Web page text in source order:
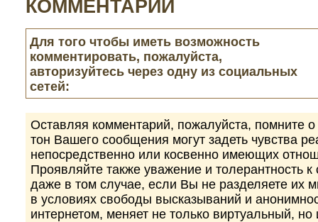
КОММЕНТАРИИ
Для того чтобы иметь возможность
комментировать, пожалуйста,
авторизуйтесь через одну из социальных
сетей:
Оставляя комментарий, пожалуйста, помните
тон Вашего сообщения могут задеть чувства
непосредственно или косвенно имеющих
Проявляйте также уважение и толерантность
даже в том случае, если Вы не разделяете их
в условиях свободы высказываний и
интернетом, меняет не только виртуальный,